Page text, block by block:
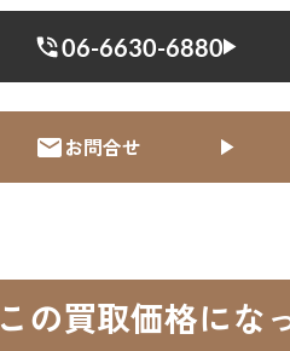
06-6630-6880
お問合せ
この買取価格にな